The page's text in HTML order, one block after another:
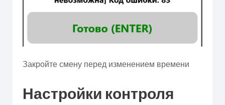
Закройте смену перед изменением времени
Настройки контроля